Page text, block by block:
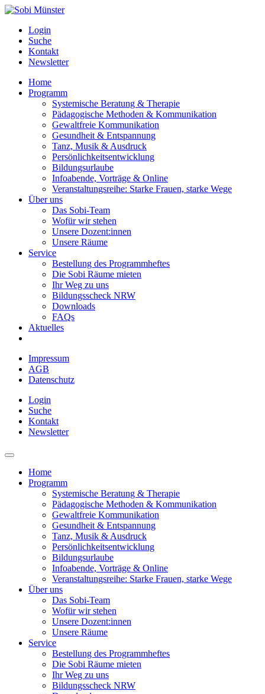
Login
Suche
Kontakt
Newsletter
Home
Programm
Systemische Beratung & Therapie
Pädagogische Methoden & Kommunikation
Gewaltfreie Kommunikation
Gesundheit & Entspannung
Tanz, Musik & Ausdruck
Persönlichkeitsentwicklung
Bildungsurlaube
Infoabende, Vorträge & Online
Veranstaltungsreihe: Starke Frauen, starke Wege
Über uns
Das Sobi-Team
Wofür wir stehen
Unsere Dozent:innen
Unsere Räume
Service
Bestellung des Programmheftes
Die Sobi Räume mieten
Ihr Weg zu uns
Bildungsscheck NRW
Downloads
FAQs
Aktuelles
Impressum
AGB
Datenschutz
Login
Suche
Kontakt
Newsletter
Home
Programm
Systemische Beratung & Therapie
Pädagogische Methoden & Kommunikation
Gewaltfreie Kommunikation
Gesundheit & Entspannung
Tanz, Musik & Ausdruck
Persönlichkeitsentwicklung
Bildungsurlaube
Infoabende, Vorträge & Online
Veranstaltungsreihe: Starke Frauen, starke Wege
Über uns
Das Sobi-Team
Wofür wir stehen
Unsere Dozent:innen
Unsere Räume
Service
Bestellung des Programmheftes
Die Sobi Räume mieten
Ihr Weg zu uns
Bildungsscheck NRW